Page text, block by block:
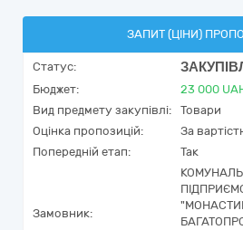
ЗАПИТ (ЦІНИ)
Статус:
Бюджет: 23 000
Вид предмету закупівлі:
Товари
Оцінка пропозицій:
За
Попередній етап:
Так
Замовник: